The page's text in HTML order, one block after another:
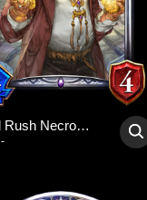
Gold Rush Necromancer
-